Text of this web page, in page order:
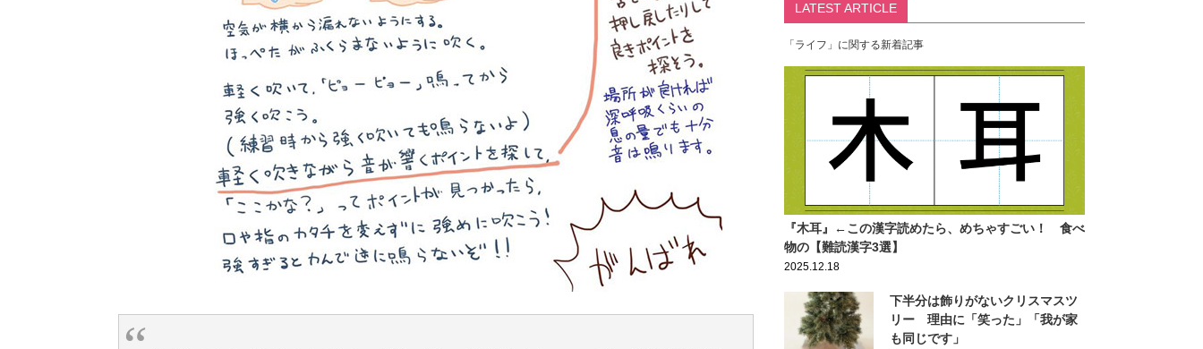
LATEST ARTICLE
「ライフ」に関する新着記事
『木耳』←この漢字読めたら、めちゃすごい！ 食べ
物の【難読漢字3選】
2025.12.18
下半分は飾りがないクリスマスツ
リー 理由に「笑った」「我が家
も同じです」